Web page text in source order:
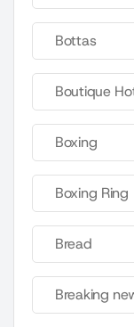
Bottas
Boutique
Boxing
Boxing Ring
Bread
Breaking